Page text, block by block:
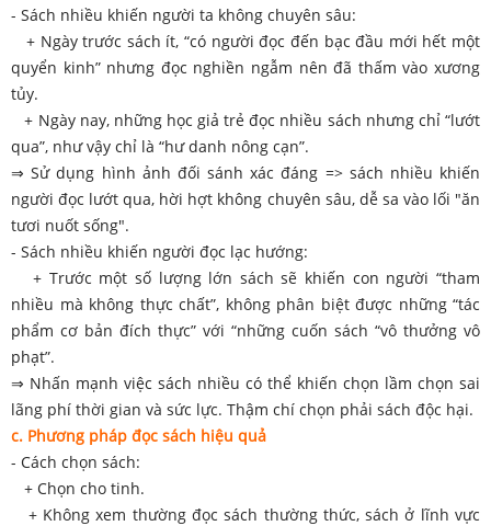
- Sách nhiều khiến người ta không chuyên sâu:
+ Ngày trước sách ít, “có người đọc đến bạc đầu mới hết một
quyển kinh” nhưng đọc nghiền ngẫm nên đã thấm vào xương
tủy.
+ Ngày nay, những học giả trẻ đọc nhiều sách nhưng chỉ “lướt
qua”, như vậy chỉ là “hư danh nông cạn”.
⇒ Sử dụng hình ảnh đối sánh xác đáng => sách nhiều khiến
người đọc lướt qua, hời hợt không chuyên sâu, dễ sa vào lối "ăn
tươi nuốt sống".
- Sách nhiều khiến người đọc lạc hướng:
+ Trước một số lượng lớn sách sẽ khiến con người “tham
nhiều mà không thực chất”, không phân biệt được những “tác
phẩm cơ bản đích thực” với “những cuốn sách “vô thưởng vô
phạt”.
⇒ Nhấn mạnh việc sách nhiều có thể khiến chọn lầm chọn sai
lãng phí thời gian và sức lực. Thậm chí chọn phải sách độc hại.
c. Phương pháp đọc sách hiệu quả
- Cách chọn sách:
+ Chọn cho tinh.
+ Không xem thường đọc sách thường thức, sách ở lĩnh vực